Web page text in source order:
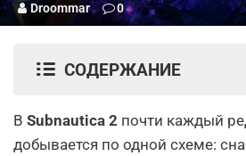
Droommar 0
СОДЕРЖАНИЕ
В Subnautica 2 почти каждый
добывается по одной схеме: